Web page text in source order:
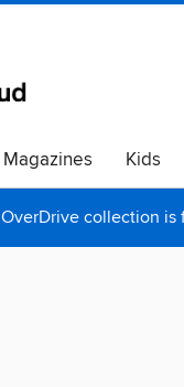
Magazines Kids
OverDrive collection is